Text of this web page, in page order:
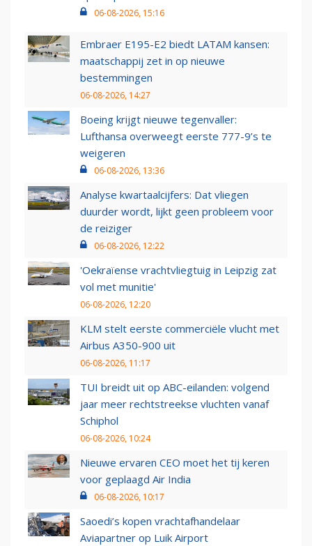
06-08-2026, 15:16
Embraer E195-E2 biedt LATAM kansen:
maatschappij zet in op nieuwe
bestemmingen
06-08-2026, 14:27
Boeing krijgt nieuwe tegenvaller:
Lufthansa overweegt eerste 777-9’s te
weigeren
06-08-2026, 13:36
Analyse kwartaalcijfers: Dat vliegen
duurder wordt, lijkt geen probleem voor
de reiziger
06-08-2026, 12:22
'Oekraïense vrachtvliegtuig in Leipzig zat
vol met munitie'
06-08-2026, 12:20
KLM stelt eerste commerciële vlucht met
Airbus A350-900 uit
06-08-2026, 11:17
TUI breidt uit op ABC-eilanden: volgend
jaar meer rechtstreekse vluchten vanaf
Schiphol
06-08-2026, 10:24
Nieuwe ervaren CEO moet het tij keren
voor geplaagd Air India
06-08-2026, 10:17
Saoedi’s kopen vrachtafhandelaar
Aviapartner op Luik Airport